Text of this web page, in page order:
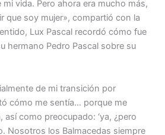
vida. Pero ahora era mucho más,
que soy mujer», compartió con la
Lux Pascal recordó cómo fue
hermano Pedro Pascal sobre su
de mi transición por
cómo me sentía… porque me
así como preocupado: ‘ya, ¿pero
Nosotros los Balmacedas siempre